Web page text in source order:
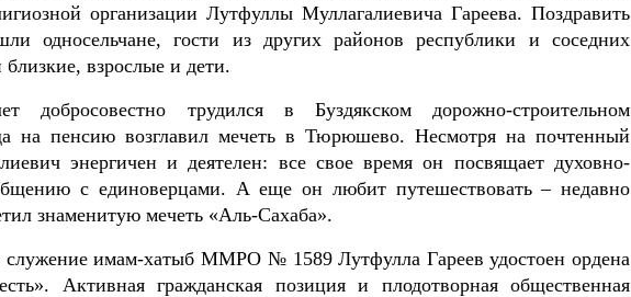
организации Лутфуллы Муллагалиевича Гареева. Поздравить
односельчане, гости из других районов республики и соседних
взрослые и дети.
добросовестно трудился в Буздякском дорожно-строительном
на пенсию возглавил мечеть в Тюрюшево. Несмотря на почтенный
энергичен и деятелен: все свое время он посвящает духовно-
с единоверцами. А еще он любит путешествовать – недавно
знаменитую мечеть «Аль-Сахаба».
служение имам-хатыб ММРО № 1589 Лутфулла Гареев удостоен ордена
Активная гражданская позиция и плодотворная общественная